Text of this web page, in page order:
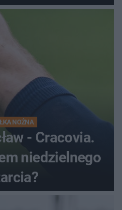
NOŻNA
- Cracovia.
niedzielnego